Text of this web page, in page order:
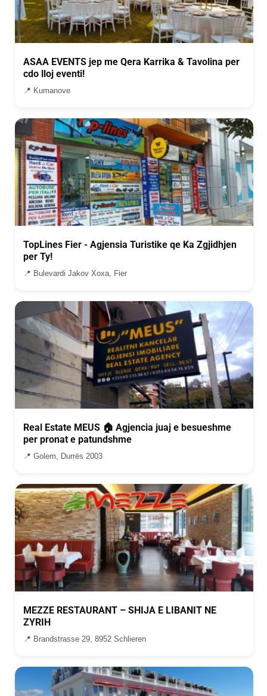
ASAA EVENTS jep me Qera Karrika & Tavolina per
cdo lloj eventi!
📍 Kumanove
TopLines Fier - Agjensia Turistike qe Ka Zgjidhjen
per Ty!
📍 Bulevardi Jakov Xoxa, Fier
Real Estate MEUS 🏠 Agjencia juaj e besueshme
per pronat e patundshme
📍 Golem, Durrës 2003
MEZZE RESTAURANT – SHIJA E LIBANIT NE
ZYRIH
📍 Brandstrasse 29, 8952 Schlieren